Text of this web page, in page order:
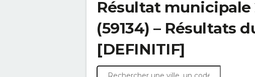
Résultat municipale
(59134) – Résultats
[DEFINITIF]